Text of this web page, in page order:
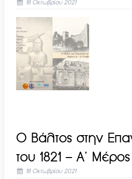
18 Οκτωβρίου 2021
Ο Βάλτος στην
του 1821 – A’
18 Οκτωβρίου 2021